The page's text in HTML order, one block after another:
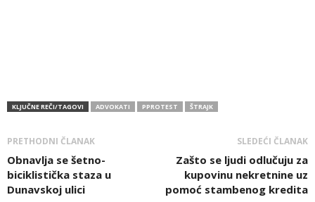
KLJUČNE REČI/TAGOVI ADVOKATI PPROTEST ŠTRAJK
PRETHODNI ČLANAK
Obnavlja se šetno-
biciklistička staza u
Dunavskoj ulici
SLEDEĆI ČLANAK
Zašto se ljudi odlučuju za
kupovinu nekretnine uz
pomoć stambenog kredita